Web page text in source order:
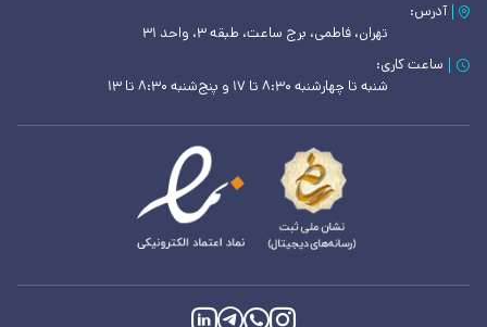
آدرس:
تهران، فاطمی، برج ساعت، طبقه ۳، واحد ۳۱
ساعت کاری:
شنبه تا چهارشنبه ۸:۳۰ تا ۱۷ و پنج‌شنبه ۸:۳۰ تا ۱۳